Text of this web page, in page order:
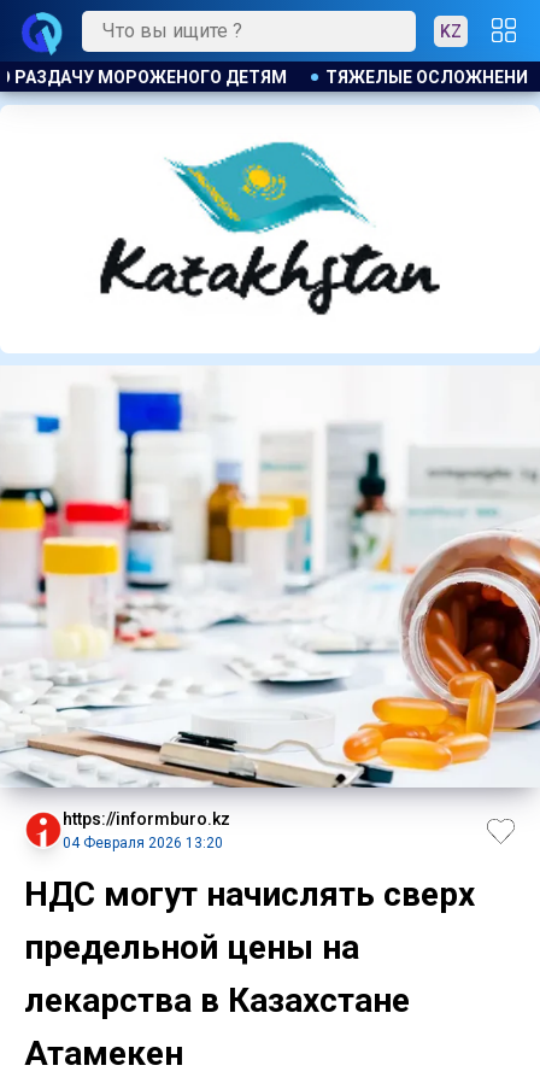
KZ
ПОСЛЕ ЛИПОСАКЦИИ ПРИВЕЛИ К ГРОМКОМУ
https://informburo.kz
04 Февраля 2026 13:20
НДС могут начислять сверх
предельной цены на
лекарства в Казахстане
Атамекен